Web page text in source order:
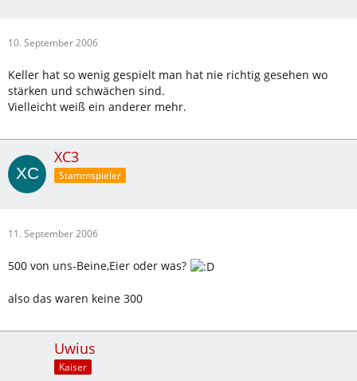
10. September 2006
Keller hat so wenig gespielt man hat nie richtig gesehen wo
stärken und schwächen sind.
Vielleicht weiß ein anderer mehr.
XC3
Stammspieler
11. September 2006
500 von uns-Beine,Eier oder was?
also das waren keine 300
Uwius
Kaiser